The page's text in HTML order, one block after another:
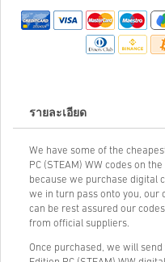
รายละเอียด
We have some of the
PC (STEAM) WW codes on
because we purchase digital
we in turn pass onto you, our
can be rest assured our
from official suppliers.
Once purchased, we will